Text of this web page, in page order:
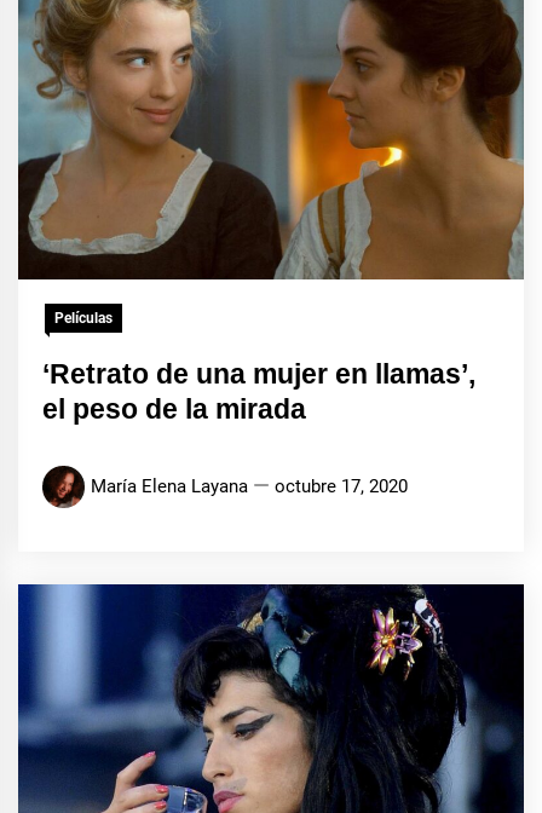
Películas
‘Retrato de una mujer en llamas’,
el peso de la mirada
María Elena Layana octubre 17, 2020